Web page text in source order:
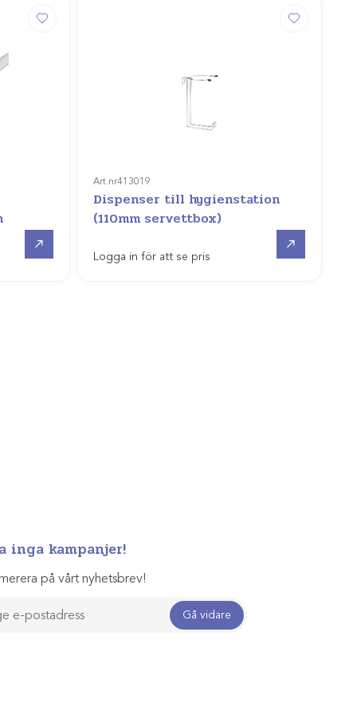
Art.nr413019
Dispenser till hygienstation
(110mm servettbox)
Logga in för att se pris
inga kampanjer!
på vårt nyhetsbrev!
Gå vidare